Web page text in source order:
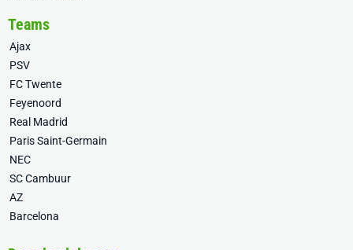
Teams
Ajax
PSV
FC Twente
Feyenoord
Real Madrid
Paris Saint-Germain
NEC
SC Cambuur
AZ
Barcelona